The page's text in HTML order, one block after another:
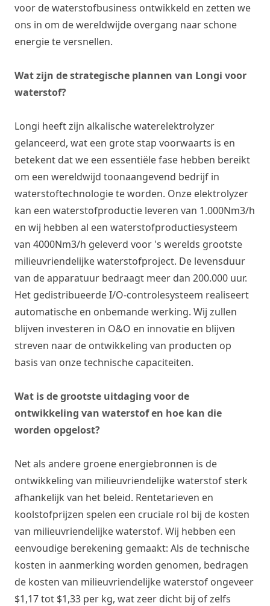
voor de waterstofbusiness ontwikkeld en zetten we
ons in om de wereldwijde overgang naar schone
energie te versnellen.
Wat zijn de strategische plannen van Longi voor
waterstof?
Longi heeft zijn alkalische waterelektrolyzer
gelanceerd, wat een grote stap voorwaarts is en
betekent dat we een essentiële fase hebben bereikt
om een wereldwijd toonaangevend bedrijf in
waterstoftechnologie te worden. Onze elektrolyzer
kan een waterstofproductie leveren van 1.000Nm3/h
en wij hebben al een waterstofproductiesysteem
van 4000Nm3/h geleverd voor 's werelds grootste
milieuvriendelijke waterstofproject. De levensduur
van de apparatuur bedraagt meer dan 200.000 uur.
Het gedistribueerde I/O-controlesysteem realiseert
automatische en onbemande werking. Wij zullen
blijven investeren in O&O en innovatie en blijven
streven naar de ontwikkeling van producten op
basis van onze technische capaciteiten.
Wat is de grootste uitdaging voor de
ontwikkeling van waterstof en hoe kan die
worden opgelost?
Net als andere groene energiebronnen is de
ontwikkeling van milieuvriendelijke waterstof sterk
afhankelijk van het beleid. Rentetarieven en
koolstofprijzen spelen een cruciale rol bij de kosten
van milieuvriendelijke waterstof. Wij hebben een
eenvoudige berekening gemaakt: Als de technische
kosten in aanmerking worden genomen, bedragen
de kosten van milieuvriendelijke waterstof ongeveer
$1,17 tot $1,33 per kg, wat zeer dicht bij of zelfs